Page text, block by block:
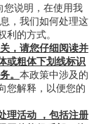
您说明，在使用我
，我们如何处理这
的方式。
，请您仔细阅读并
或粗体下划线标识
。 本政策中涉及的
您解释，以便您的
理活动 ，包括注册